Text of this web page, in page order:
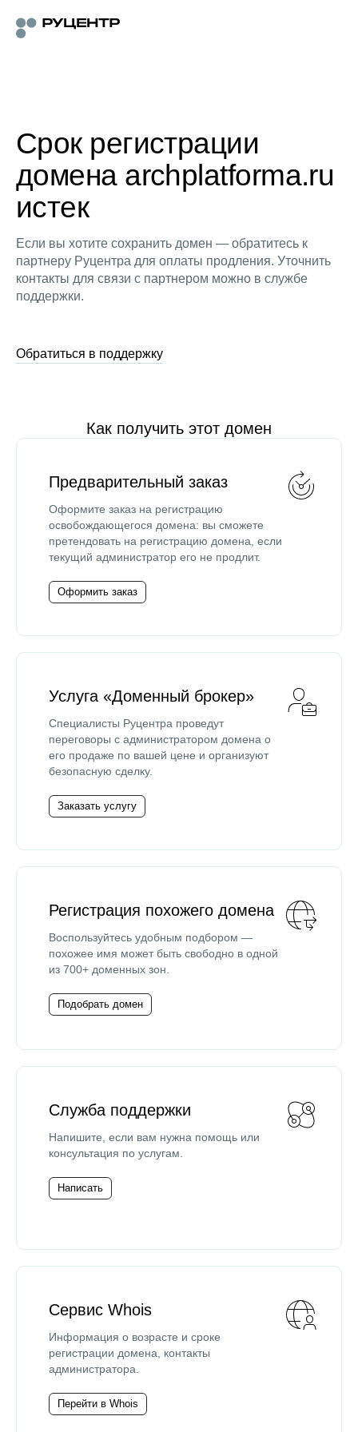
Срок регистрации
домена archplatforma.ru
истек
Если вы хотите сохранить домен — обратитесь к
партнеру Руцентра для оплаты продления. Уточнить
контакты для связи с партнером можно в службе
поддержки.
Обратиться в поддержку
Как получить этот домен
Предварительный заказ
Оформите заказ на регистрацию
освобождающегося домена: вы сможете
претендовать на регистрацию домена, если
текущий администратор его не продлит.
Оформить заказ
Услуга «Доменный брокер»
Специалисты Руцентра проведут
переговоры с администратором домена о
его продаже по вашей цене и организуют
безопасную сделку.
Заказать услугу
Регистрация похожего домена
Воспользуйтесь удобным подбором —
похожее имя может быть свободно в одной
из 700+ доменных зон.
Подобрать домен
Служба поддержки
Напишите, если вам нужна помощь или
консультация по услугам.
Написать
Сервис Whois
Информация о возрасте и сроке
регистрации домена, контакты
администратора.
Перейти в Whois